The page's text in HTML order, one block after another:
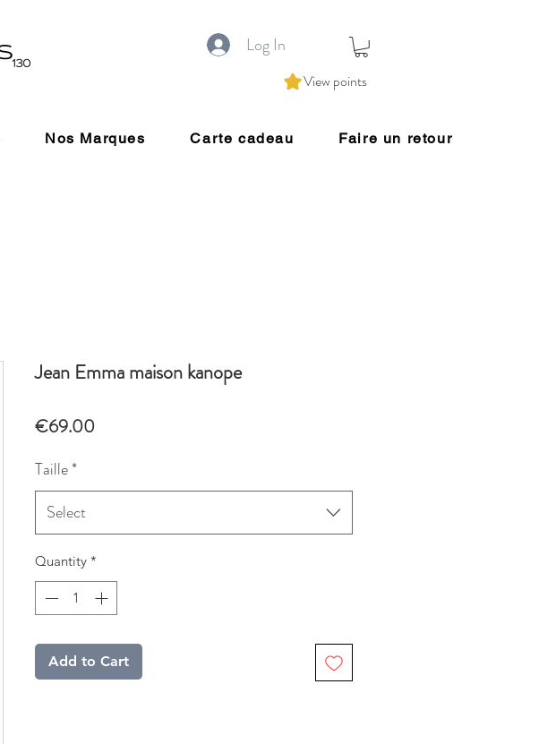
Log In
View points
Nos Marques Carte cadeau Faire un retour
Jean Emma maison kanope
€69.00Price
Taille*
Select
Quantity *
Add to Cart